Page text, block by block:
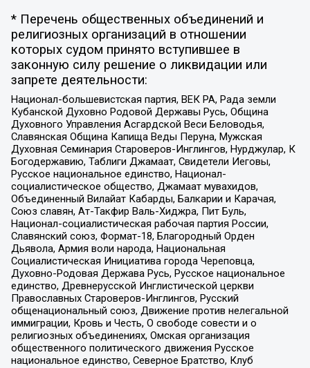
* Перечень общественных объединений и
религиозных организаций в отношении
которых судом принято вступившее в
законную силу решение о ликвидации или
запрете деятельности:
Национал-большевистская партия, ВЕК РА, Рада земли
Кубанской Духовно Родовой Державы Русь, Община
Духовного Управления Асгардской Веси Беловодья,
Славянская Община Капища Веды Перуна, Мужская
Духовная Семинария Староверов-Инглингов, Нурджулар, К
Богодержавию, Таблиги Джамаат, Свидетели Иеговы,
Русское национальное единство, Национал-
социалистическое общество, Джамаат мувахидов,
Объединенный Вилайат Кабарды, Балкарии и Карачая,
Союз славян, Ат-Такфир Валь-Хиджра, Пит Буль,
Национал-социалистическая рабочая партия России,
Славянский союз, Формат-18, Благородный Орден
Дьявола, Армия воли народа, Национальная
Социалистическая Инициатива города Череповца,
Духовно-Родовая Держава Русь, Русское национальное
единство, Древнерусской Инглистической церкви
Православных Староверов-Инглингов, Русский
общенациональный союз, Движение против нелегальной
иммиграции, Кровь и Честь, О свободе совести и о
религиозных объединениях, Омская организация
общественного политического движения Русское
национальное единство, Северное Братство, Клуб